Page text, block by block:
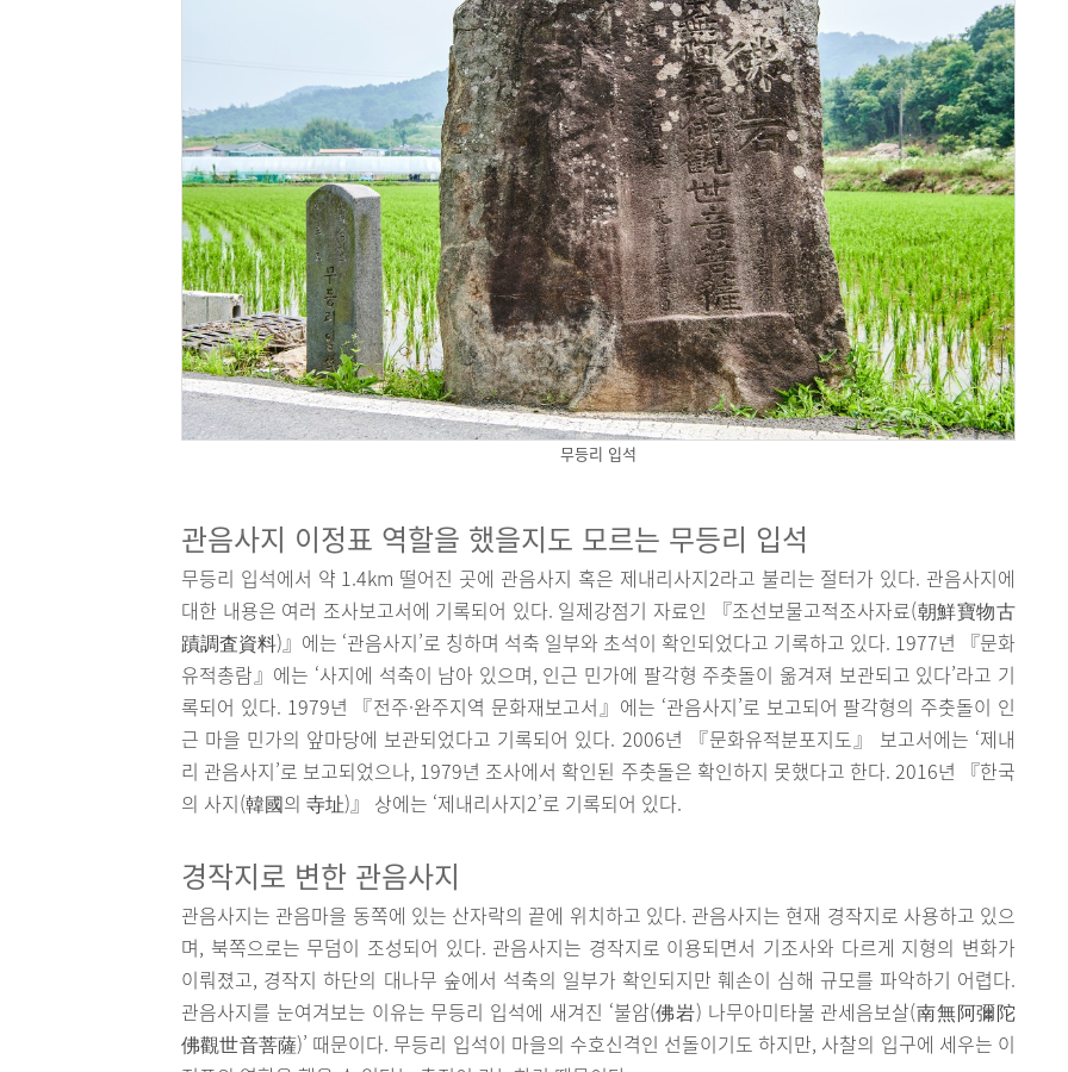
무등리 입석
관음사지 이정표 역할을 했을지도 모르는 무등리 입석
무등리 입석에서 약 1.4km 떨어진 곳에 관음사지 혹은 제내리사지2라고 불리는 절터가 있다. 관음사지에
대한 내용은 여러 조사보고서에 기록되어 있다. 일제강점기 자료인 『조선보물고적조사자료(朝鮮寶物古
蹟調査資料)』에는 ‘관음사지’로 칭하며 석축 일부와 초석이 확인되었다고 기록하고 있다. 1977년 『문화
유적총람』에는 ‘사지에 석축이 남아 있으며, 인근 민가에 팔각형 주춧돌이 옮겨져 보관되고 있다’라고 기
록되어 있다. 1979년 『전주·완주지역 문화재보고서』에는 ‘관음사지’로 보고되어 팔각형의 주춧돌이 인
근 마을 민가의 앞마당에 보관되었다고 기록되어 있다. 2006년 『문화유적분포지도』 보고서에는 ‘제내
리 관음사지’로 보고되었으나, 1979년 조사에서 확인된 주춧돌은 확인하지 못했다고 한다. 2016년 『한국
의 사지(韓國의 寺址)』 상에는 ‘제내리사지2’로 기록되어 있다.
경작지로 변한 관음사지
관음사지는 관음마을 동쪽에 있는 산자락의 끝에 위치하고 있다. 관음사지는 현재 경작지로 사용하고 있으
며, 북쪽으로는 무덤이 조성되어 있다. 관음사지는 경작지로 이용되면서 기조사와 다르게 지형의 변화가
이뤄졌고, 경작지 하단의 대나무 숲에서 석축의 일부가 확인되지만 훼손이 심해 규모를 파악하기 어렵다.
관음사지를 눈여겨보는 이유는 무등리 입석에 새겨진 ‘불암(佛岩) 나무아미타불 관세음보살(南無阿彌陀
佛觀世音菩薩)’ 때문이다. 무등리 입석이 마을의 수호신격인 선돌이기도 하지만, 사찰의 입구에 세우는 이